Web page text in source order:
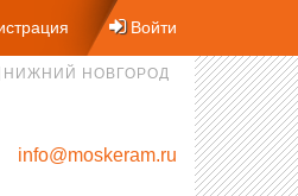
Войти
НИЖНИЙ НОВГОРОД
info@moskeram.ru